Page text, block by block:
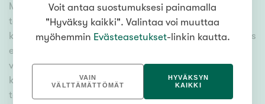
Asuntotyyppi
Kerros-/luhtitalo
Rivitalo/paritalo
Omakoti-/erillistalo
Maa- tai metsätila
Meiltä löydät vuokrattavat asunnot Mikkeli Tusku, oli
tarpeesi mikä vain! Tuhansien kohteiden ja satojen
kiinteistönvälittäjien verkostomme auttaa sinua kenties
elämäsi tärkeimmässä päätöksessä. Katso alta kaikki
vuokrattavat asunnot Mikkeli Tusku. Hyödynnä myös
kätevää hakutyökaluamme, jonka avulla löydät omien
toiveidesi mukaisen kodin.
Voit antaa suostumuksesi painamalla
"Hyväksy kaikki". Valintaa voi muuttaa
myöhemmin Evästeasetukset-linkin kautta.
VAIN
VÄLTTÄMÄTTÖMÄT
HYVÄKSYN
KAIKKI